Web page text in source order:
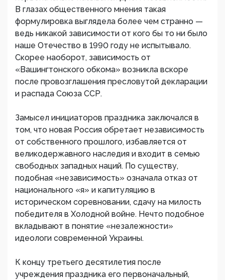
В глазах общественного мнения такая
формулировка выглядела более чем странно —
ведь никакой зависимости от кого бы то ни было
наше Отечество в 1990 году не испытывало.
Скорее наоборот, зависимость от
«Вашингтонского обкома» возникла вскоре
после провозглашения пресловутой декларации
и распада Союза ССР.
Замысел инициаторов праздника заключался в
том, что новая Россия обретает независимость
от собственного прошлого, избавляется от
великодержавного наследия и входит в семью
свободных западных наций. По существу,
подобная «независимость» означала отказ от
национального «я» и капитуляцию в
историческом соревновании, сдачу на милость
победителя в Холодной войне. Нечто подобное
вкладывают в понятие «незалежности»
идеологи современной Украины.
К концу третьего десятилетия после
учреждения праздника его первоначальный,